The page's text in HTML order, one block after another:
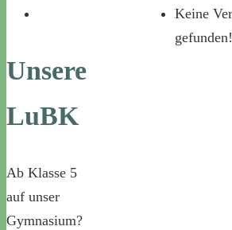
Unsere
LuBK
Ab Klasse 5
auf unser
Gymnasium?
Keine
gefunden!